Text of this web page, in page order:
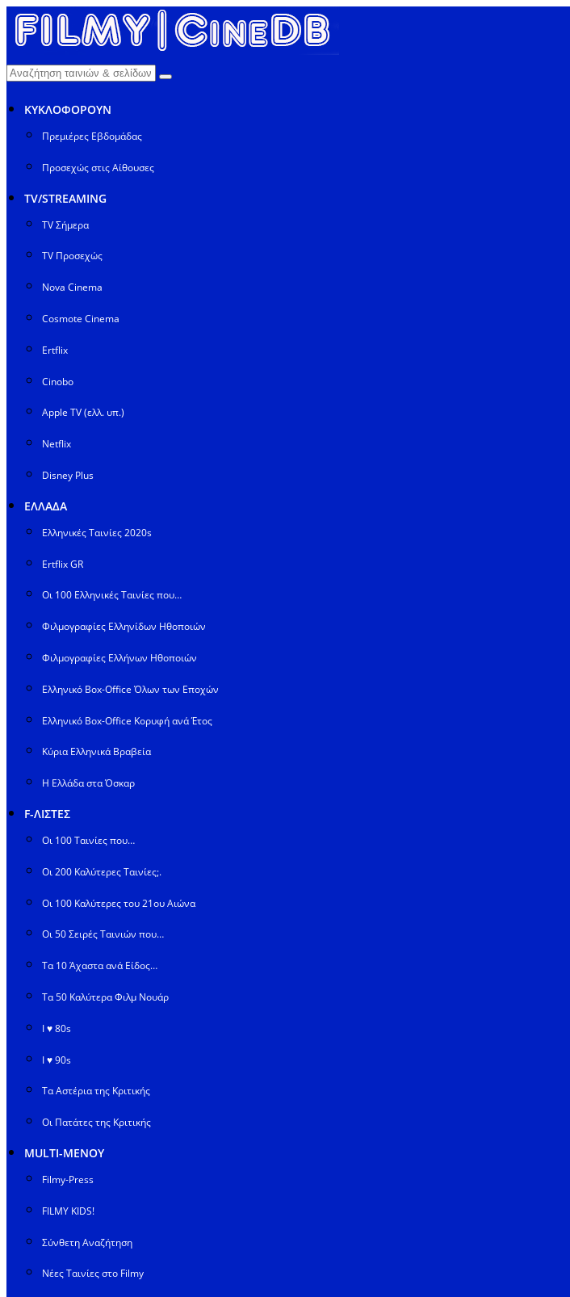
ΚΥΚΛΟΦΟΡΟΥΝ
Πρεμιέρες Εβδομάδας
Προσεχώς στις Αίθουσες
TV/STREAMING
TV Σήμερα
TV Προσεχώς
Nova Cinema
Cosmote Cinema
Ertflix
Cinobo
Apple TV (ελλ. υπ.)
Netflix
Disney Plus
ΕΛΛΑΔΑ
Ελληνικές Ταινίες 2020s
Ertflix GR
Οι 100 Ελληνικές Ταινίες που…
Φιλμογραφίες Ελληνίδων Ηθοποιών
Φιλμογραφίες Ελλήνων Ηθοποιών
Ελληνικό Box-Office Όλων των Εποχών
Ελληνικό Box-Office Κορυφή ανά Έτος
Κύρια Ελληνικά Βραβεία
Η Ελλάδα στα Όσκαρ
F-ΛΙΣΤΕΣ
Οι 100 Ταινίες που…
Οι 200 Καλύτερες Ταινίες;.
Οι 100 Καλύτερες του 21ου Αιώνα
Οι 50 Σειρές Ταινιών που…
Τα 10 Άχαστα ανά Είδος…
Τα 50 Καλύτερα Φιλμ Νουάρ
I ♥ 80s
I ♥ 90s
Τα Αστέρια της Κριτικής
Οι Πατάτες της Κριτικής
MULTI-ΜΕΝΟΥ
Filmy-Press
FILMY KIDS!
Σύνθετη Αναζήτηση
Νέες Ταινίες στο Filmy